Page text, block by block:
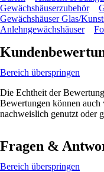
Gewächshäuserzubehör
Gewächshäuser Glas/
Anlehngewächshäuser
Bereich überspringen
Die Echtheit der
Bewertungen können
nachweislich genutzt oder
Fragen &
Bereich überspringen